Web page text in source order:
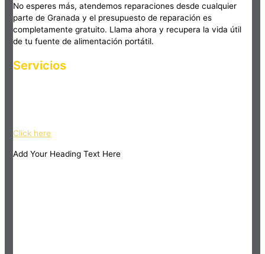
No esperes más, atendemos reparaciones desde cualquier
parte de Granada y el presupuesto de reparación es
completamente gratuito. Llama ahora y recupera la vida útil
de tu fuente de alimentación portátil.
Servicios
Click here
Add Your Heading Text Here